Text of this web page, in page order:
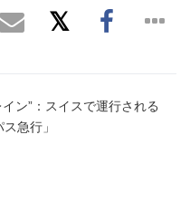
ン”：スイスで運行される
急行」